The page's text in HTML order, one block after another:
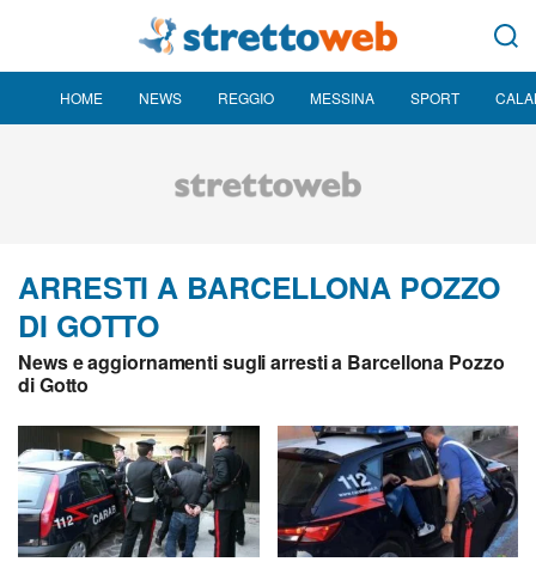
HOME NEWS REGGIO MESSINA SPORT
ARRESTI A BARCELLONA POZZO
DI GOTTO
News e aggiornamenti sugli arresti a Barcellona Pozzo
di Gotto